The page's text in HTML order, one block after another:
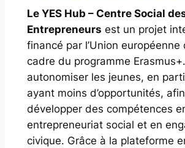
Le YES Hub – Centre Social
Entrepreneurs est un projet
financé par l’Union européenne
cadre du programme
autonomiser les jeunes, en
ayant moins d’opportunités,
développer des compétences
entrepreneuriat social et en
civique. Grâce à la plateforme